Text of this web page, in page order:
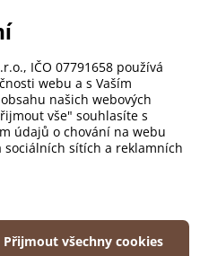
IČO 07791658 používá
webu a s Vaším
našich webových
vše" souhlasíte s
údajů o chování na webu
sítích a reklamních
Přijmout všechny cookies